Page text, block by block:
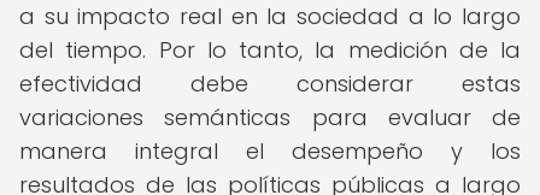
a su impacto real en la sociedad a lo largo
del tiempo. Por lo tanto, la medición de la
efectividad debe considerar estas
variaciones semánticas para evaluar de
manera integral el desempeño y los
resultados de las políticas públicas a largo